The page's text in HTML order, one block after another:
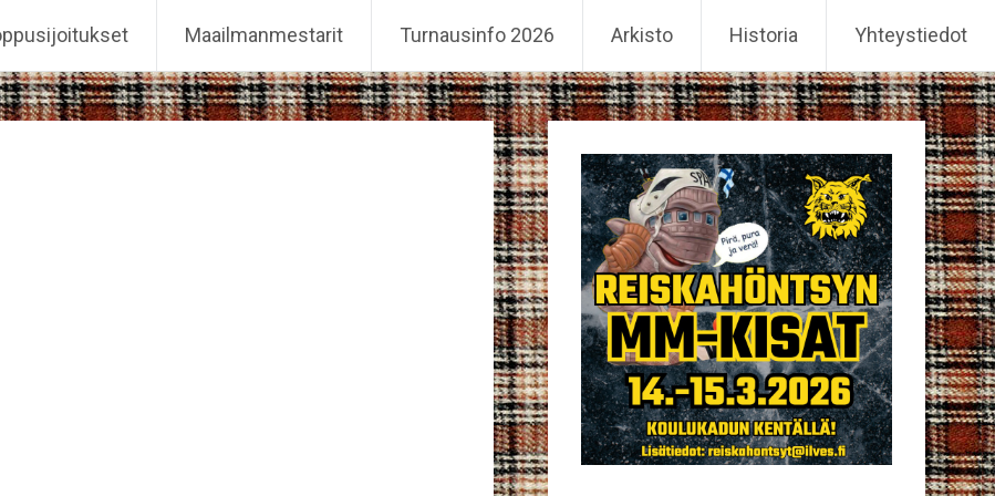
Maailmanmestarit Turnausinfo 2026 Arkisto Historia Yhteystiedot